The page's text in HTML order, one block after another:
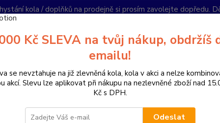
kola / doplňků na prodejně si prosím zavolejte dopředu.
Hledat
PO-
Super lehká a kvalitní německá elektrokola konečně cenově
elektrokola s lehkým motorem Bosch Performance Line SX (BDU31)
Kč SLEVA na tvůj nákup, obdržíš
emailu!
se nevztahuje na již zlevněná kola, kola v akci a nelze
akcí. Slevu lze aplikovat při nákupu na nezlevněné zboží nad
Kč s DPH.
Odeslat